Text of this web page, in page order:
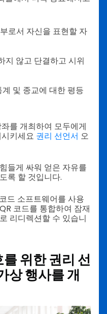
로서 자신을 표현할 자
지 않고 단결하고 시위
및 종교에 대한 평등
를 개최하여 모두에게
키세요 권리 선언서 오
들게 싸워 얻은 자유를
록 할 것입니다.
드 소프트웨어를 사용
코드를 통합하여 잠재
리디렉션할 수 있습니
위한 권리 선
상 행사를 개